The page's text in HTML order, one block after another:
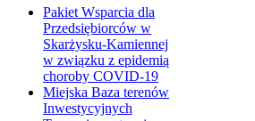
Pakiet Wsparcia dla
Przedsiębiorców w
Skarżysku-Kamiennej
w związku z epidemią
choroby COVID-19
Miejska Baza terenów
Inwestycyjnych